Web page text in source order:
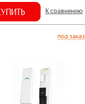
К сравнению
под заказ